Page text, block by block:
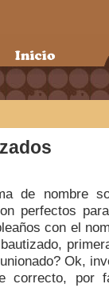
de nombre
perfectos
con el
Ok,
correcto, por